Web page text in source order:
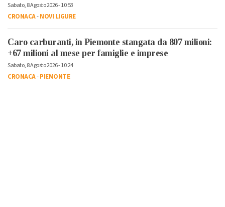
Sabato, 8 Agosto 2026 - 10:53
CRONACA-NOVI LIGURE
Caro carburanti, in Piemonte stangata da 807 milioni:
+67 milioni al mese per famiglie e imprese
Sabato, 8 Agosto 2026 - 10:24
CRONACA-PIEMONTE